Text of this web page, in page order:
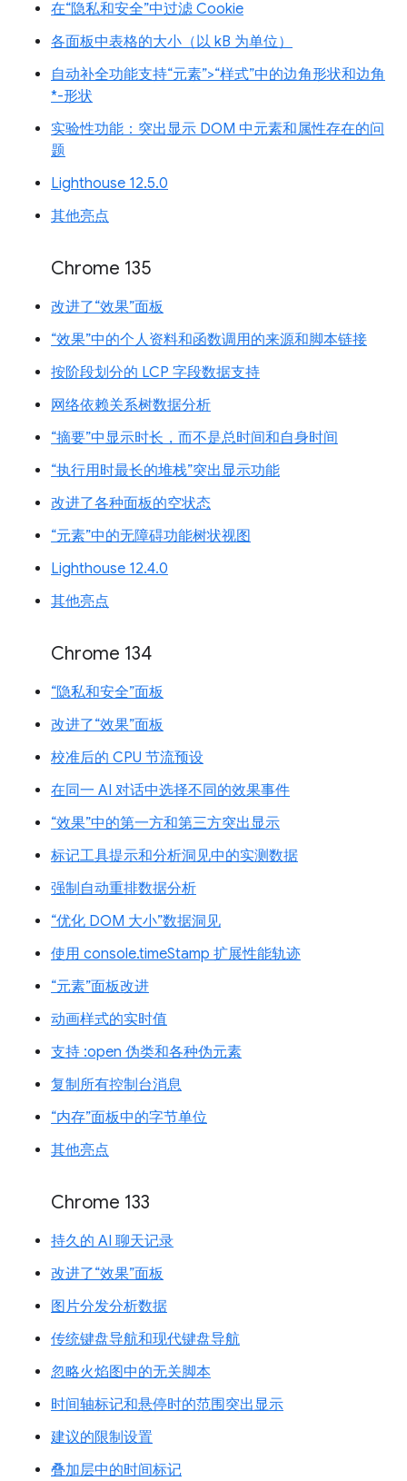
在“隐私和安全”中过滤 Cookie
各面板中表格的大小（以 kB 为单位）
自动补全功能支持“元素”>“样式”中的边角形状和边角
*-形状
实验性功能：突出显示 DOM 中元素和属性存在的问
题
Lighthouse 12.5.0
其他亮点
Chrome 135
改进了“效果”面板
“效果”中的个人资料和函数调用的来源和脚本链接
按阶段划分的 LCP 字段数据支持
网络依赖关系树数据分析
“摘要”中显示时长，而不是总时间和自身时间
“执行用时最长的堆栈”突出显示功能
改进了各种面板的空状态
“元素”中的无障碍功能树状视图
Lighthouse 12.4.0
其他亮点
Chrome 134
“隐私和安全”面板
改进了“效果”面板
校准后的 CPU 节流预设
在同一 AI 对话中选择不同的效果事件
“效果”中的第一方和第三方突出显示
标记工具提示和分析洞见中的实测数据
强制自动重排数据分析
“优化 DOM 大小”数据洞见
使用 console.timeStamp 扩展性能轨迹
“元素”面板改进
动画样式的实时值
支持 :open 伪类和各种伪元素
复制所有控制台消息
“内存”面板中的字节单位
其他亮点
Chrome 133
持久的 AI 聊天记录
改进了“效果”面板
图片分发分析数据
传统键盘导航和现代键盘导航
忽略火焰图中的无关脚本
时间轴标记和悬停时的范围突出显示
建议的限制设置
叠加层中的时间标记